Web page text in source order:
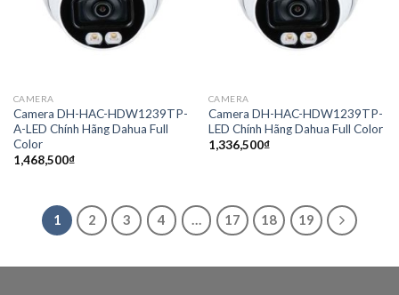
CAMERA
Camera DH-HAC-HDW1239TP-
A-LED Chính Hãng Dahua Full
Color
1,468,500₫
CAMERA
Camera DH-HAC-HDW1239TP-
LED Chính Hãng Dahua Full Color
1,336,500₫
1 2 3 4 … 17 18 19